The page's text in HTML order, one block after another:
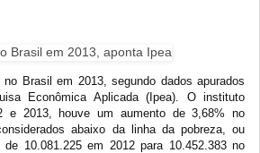
Brasil em 2013, segundo dados apurados
Econômica Aplicada (Ipea). O instituto
e 2013, houve um aumento de 3,68% no
abaixo da linha da pobreza, ou
10.081.225 em 2012 para 10.452.383 no